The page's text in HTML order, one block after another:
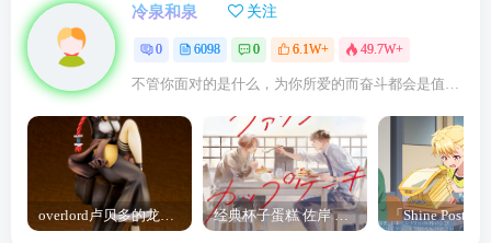
冷泉和泉 关注
0 6098 0 6.1W+ 49.7W+
不管你面对的是什么，为你所爱的而奋斗都会是值得的
overlord卢贝多的龙王谁厉害 「Overlord」露普斯蕾琪娜·贝塔手办开订 经典杯子蛋糕 佐岸 漫画「经典杯子蛋糕」宣布真人日剧化